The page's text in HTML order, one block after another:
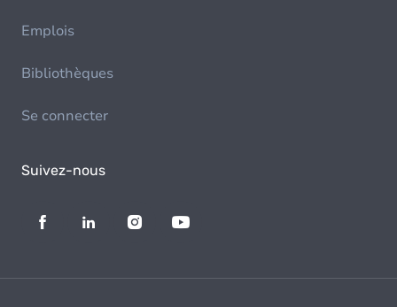
Emplois
Bibliothèques
Se connecter
Suivez-nous